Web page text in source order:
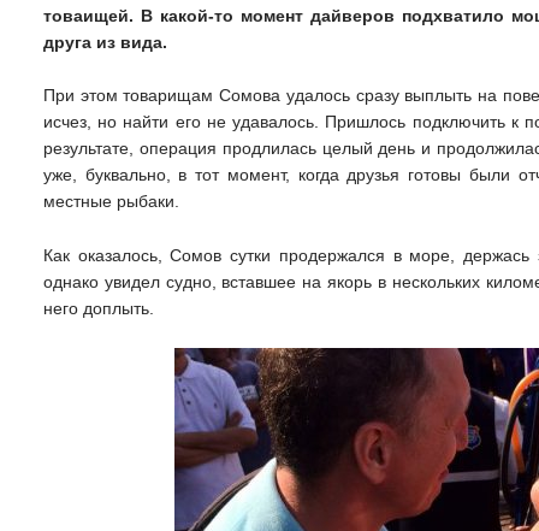
товаищей. В какой-то момент дайверов подхватило
друга из вида.
При этом товарищам Сомова удалось сразу выплыть на
исчез, но найти его не удавалось. Пришлось подключить
результате, операция продлилась целый день и
уже, буквально, в тот момент, когда друзья готовы были
местные рыбаки.
Как оказалось, Сомов сутки продержался в море,
однако увидел судно, вставшее на якорь в нескольких
него доплыть.